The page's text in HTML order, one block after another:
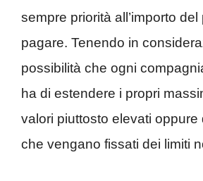
sempre priorità all’importo del
pagare. Tenendo in
possibilità che ogni
ha di estendere i propri
valori piuttosto elevati oppure
che vengano fissati dei limiti